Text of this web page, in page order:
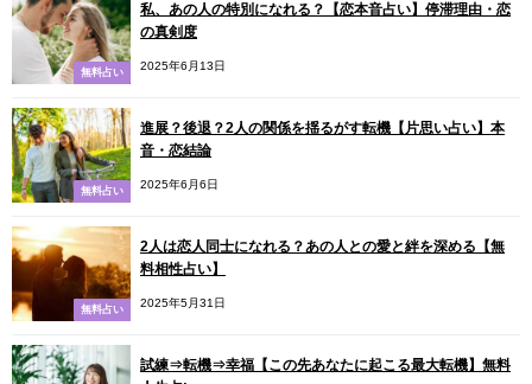
無料占い
私、あの人の特別になれる？【恋本音占い】停滞理由・恋
の真剣度
2025年6月13日
無料占い
進展？後退？2人の関係を揺るがす転機【片思い占い】本
音・恋結論
2025年6月6日
無料占い
2人は恋人同士になれる？あの人との愛と絆を深める【無
料相性占い】
2025年5月31日
試練⇒転機⇒幸福【この先あなたに起こる最大転機】無料